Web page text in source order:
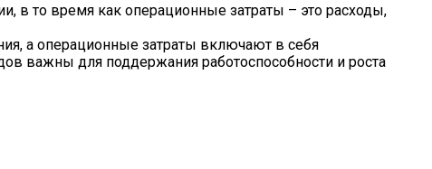
в то время как операционные затраты – это расходы,
а операционные затраты включают в себя
важны для поддержания работоспособности и роста